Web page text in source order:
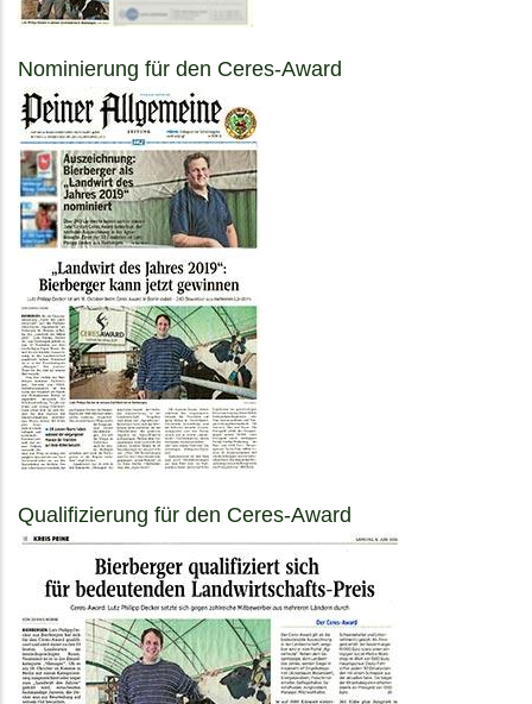
Nominierung für den Ceres-Award
Qualifizierung für den Ceres-Award